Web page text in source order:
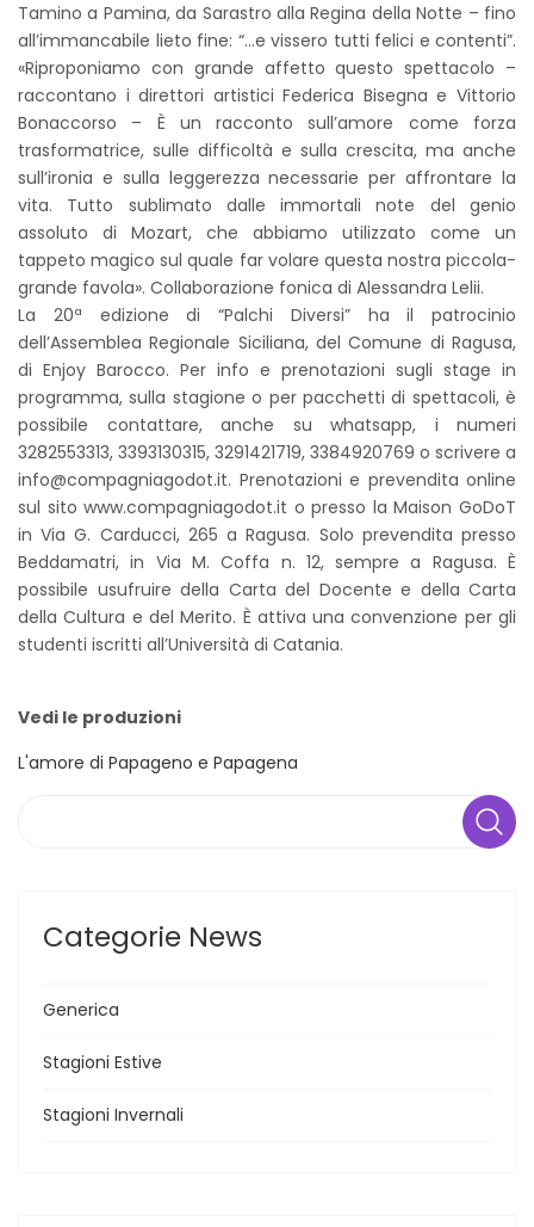
Tamino a Pamina, da Sarastro alla Regina della Notte – fino
all’immancabile lieto fine: “…e vissero tutti felici e contenti”.
«Riproponiamo con grande affetto questo spettacolo –
raccontano i direttori artistici Federica Bisegna e Vittorio
Bonaccorso – È un racconto sull’amore come forza
trasformatrice, sulle difficoltà e sulla crescita, ma anche
sull’ironia e sulla leggerezza necessarie per affrontare la
vita. Tutto sublimato dalle immortali note del genio
assoluto di Mozart, che abbiamo utilizzato come un
tappeto magico sul quale far volare questa nostra piccola-
grande favola». Collaborazione fonica di Alessandra Lelii.
La 20ª edizione di “Palchi Diversi” ha il patrocinio
dell’Assemblea Regionale Siciliana, del Comune di Ragusa,
di Enjoy Barocco. Per info e prenotazioni sugli stage in
programma, sulla stagione o per pacchetti di spettacoli, è
possibile contattare, anche su whatsapp, i numeri
3282553313, 3393130315, 3291421719, 3384920769 o scrivere a
info@compagniagodot.it. Prenotazioni e prevendita online
sul sito www.compagniagodot.it o presso la Maison GoDoT
in Via G. Carducci, 265 a Ragusa. Solo prevendita presso
Beddamatri, in Via M. Coffa n. 12, sempre a Ragusa. È
possibile usufruire della Carta del Docente e della Carta
della Cultura e del Merito. È attiva una convenzione per gli
studenti iscritti all’Università di Catania.
Vedi le produzioni
L'amore di Papageno e Papagena
Categorie News
Generica
Stagioni Estive
Stagioni Invernali